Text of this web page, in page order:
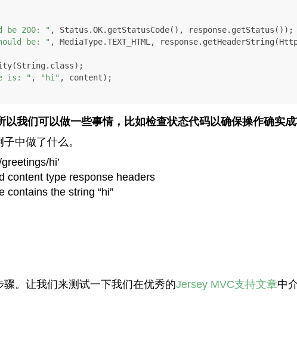
be 200: " , Status.OK.getStatusCode(), response.getStatus());
be: " , MediaType.TEXT_HTML,
is: " , "hi" , content);
以我们可以做一些事情，比如检查状态代码以确保操作确实
中做了什么。
hi’
content type response headers
contains the string “hi”
。让我们来测试一下我们在优秀的Jersey MVC支持文章中